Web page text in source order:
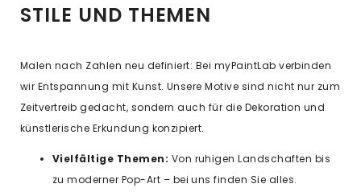
STILE UND THEMEN
Malen nach Zahlen neu definiert: Bei myPaintLab verbinden
wir Entspannung mit Kunst. Unsere Motive sind nicht nur zum
Zeitvertreib gedacht, sondern auch für die Dekoration und
künstlerische Erkundung konzipiert.
Vielfältige Themen: Von ruhigen Landschaften bis
zu moderner Pop-Art – bei uns finden Sie alles.